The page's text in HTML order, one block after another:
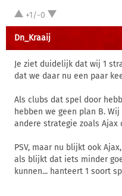
+1/-0
Dn_Kraaij
Je ziet duidelijk dat wij 1
dat we daar nu een paar
Als clubs dat spel door
hebben we geen plan B.
andere strategie zoals Ajax
PSV, maar nu blijkt ook
als blijkt dat iets minder
kunnen... hanteert 1 soort